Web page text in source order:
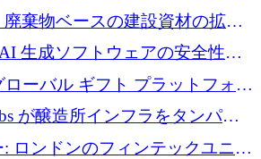
に 27 億ドルを確保
棄物ベースの建設資材の拡大
を投資
生成ソフトウェアの安全性を
1,500 万ドルを調達
ローバル ギフト プラットフォー
めに 500 万ドルを調達
が醸造所インフラをタンパク
するために 700 万ユーロを調達
ロンドンのフィンテックユニコ